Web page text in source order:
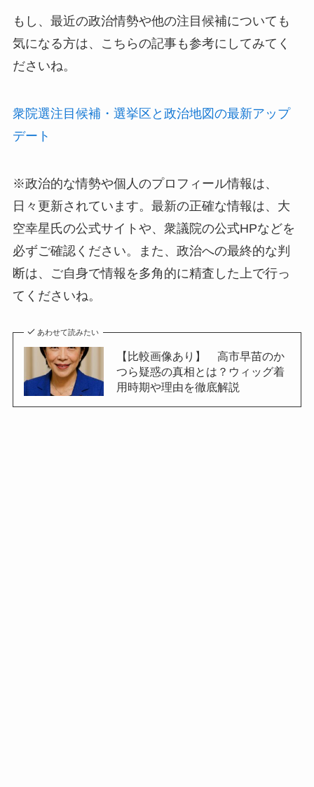
もし、最近の政治情勢や他の注目候補についても
気になる方は、こちらの記事も参考にしてみてく
ださいね。
衆院選注目候補・選挙区と政治地図の最新アップ
デート
※政治的な情勢や個人のプロフィール情報は、
日々更新されています。最新の正確な情報は、大
空幸星氏の公式サイトや、衆議院の公式HPなどを
必ずご確認ください。また、政治への最終的な判
断は、ご自身で情報を多角的に精査した上で行っ
てくださいね。
あわせて読みたい
【比較画像あり】 高市早苗のか
つら疑惑の真相とは？ウィッグ着
用時期や理由を徹底解説